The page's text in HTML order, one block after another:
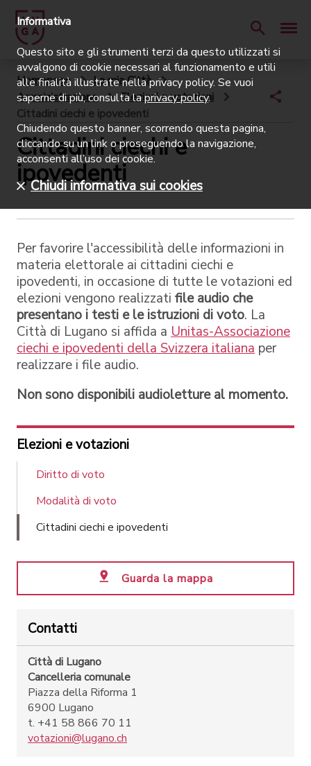
Homepage
La mia Città
Amministrazione
Elezioni e votazioni
Cittadini ciechi e ipovedenti
Cittadini ciechi e
ipovedenti
Per favorire l'accessibilità delle informazioni in
materia elettorale ai cittadini ciechi e
ipovedenti, in occasione di tutte le votazioni ed
elezioni vengono realizzati file audio che
presentano i testi e le istruzioni di voto. La
Città di Lugano si affida a Unitas-Associazione
ciechi e ipovedenti della Svizzera italiana per
realizzare i file audio.
Non sono disponibili audioletture al momento.
Elezioni e votazioni
Diritto di voto
Modalità di voto
Cittadini ciechi e ipovedenti
Guarda la mappa
Contatti
Città di Lugano
Cancelleria comunale
Piazza della Riforma 1
6900 Lugano
t. +41 58 866 70 11
votazioni@lugano.ch
Informativa
Questo sito e gli strumenti terzi da questo utilizzati si
avvalgono di cookie necessari al funzionamento e utili
alle finalità illustrate nella privacy policy. Se vuoi
saperne di più, consulta laprivacy policy.
Chiudendo questo banner, scorrendo questa pagina,
cliccando su un link o proseguendo la navigazione,
acconsenti all’uso dei cookie.
Chiudi informativa sui cookies